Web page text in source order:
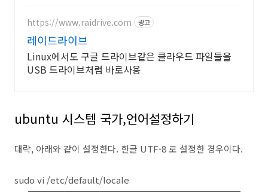
https://www.raidrive.com 광고
레이드라이브
Linux에서도 구글 드라이브같은 클라우드 파일들을
USB 드라이브처럼 바로사용
ubuntu 시스템 국가,언어설정하기
대락, 아래와 같이 설정한다. 한글 UTF-8 로 설정한 경우이다.
sudo vi /etc/default/locale